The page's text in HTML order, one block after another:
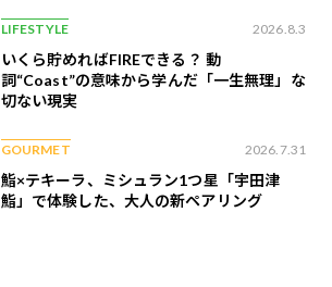
LIFESTYLE 2026.8.3
いくら貯めればFIREできる？ 動
詞“Coast”の意味から学んだ「一生無理」な
切ない現実
GOURMET 2026.7.31
鮨×テキーラ、ミシュラン1つ星「宇田津
鮨」で体験した、大人の新ペアリング